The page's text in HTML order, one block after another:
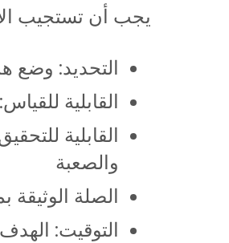
يجب أن تستجيب
التحديد:
القابلية
القابلية
والصعبة
الصلة الوثيقة
التوقيت: